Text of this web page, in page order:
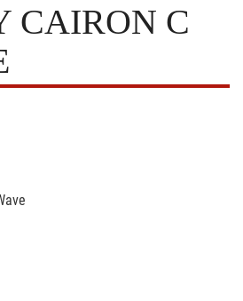
CAIRON C